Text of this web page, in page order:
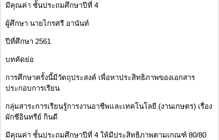
มีคุณค่า ชั้นประถมศึกษาปีที่ 4
ผู้ศึกษา นายไกรศรี อานันท์
ปีที่ศึกษา 2561
บทคัดย่อ
การศึกษาครั้งนี้มีวัตถุประสงค์ เพื่อหาประสิทธิภาพของเอกสาร
ประกอบการเรียน
กลุ่มสาระการเรียนรู้การงานอาชีพและเทคโนโลยี (งานเกษตร) เรื่อง
ผักชีอินทรีย์ กินดี
มีคุณค่า ชั้นประถมศึกษาปีที่ 4 ให้มีประสิทธิภาพตามเกณฑ์ 80/80